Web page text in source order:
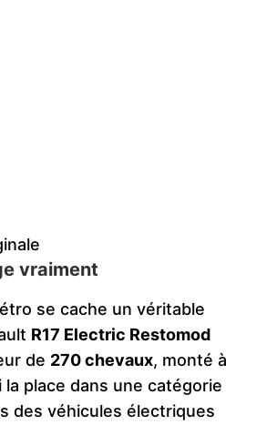
vraiment
se cache un véritable
R17 Electric Restomod
de 270 chevaux, monté à
la place dans une catégorie
des véhicules électriques